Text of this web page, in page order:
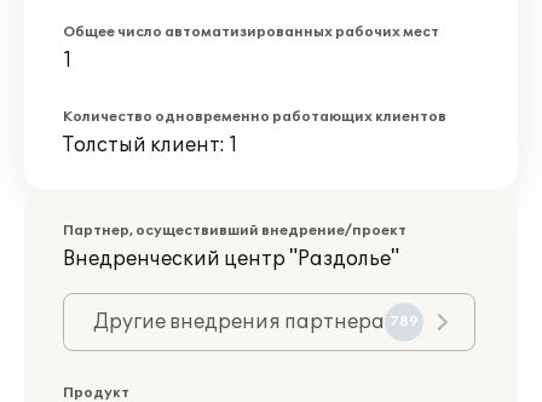
Общее число автоматизированных рабочих мест
1
Количество одновременно работающих клиентов
Толстый клиент: 1
Партнер, осуществивший внедрение/проект
Внедренческий центр "Раздолье"
Другие внедрения партнера 789
Продукт